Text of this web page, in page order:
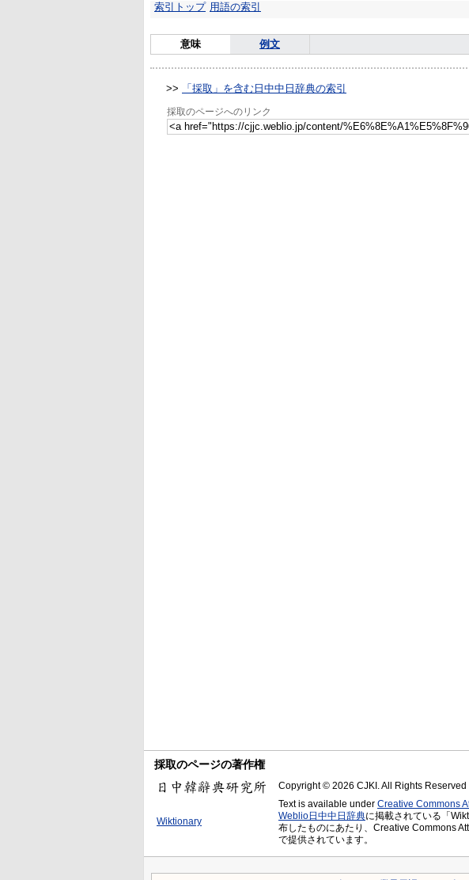
索引トップ 用語の索引
意味 例文
>> 「採取」を含む日中中日辞典の索引
採取のページへのリンク
採取のページの著作権
Copyright © 2026 CJKI. All Rights Reserved
Wiktionary
Text is available under Creative Commons
Weblio日中中日辞典に掲載されている「
布したものにあたり、Creative Commons
で提供されています。